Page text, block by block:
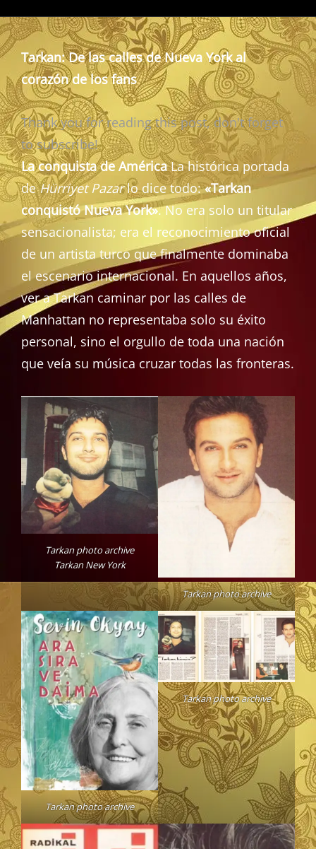
Tarkan: De las calles de Nueva York al
corazón de los fans
Thank you for reading this post, don't forget
to subscribe!
La conquista de AméricaLa histórica portada
deHürriyet Pazarlo dice todo:«Tarkan
conquistó Nueva York». No era solo un titular
sensacionalista; era el reconocimiento oficial
de un artista turco que finalmente dominaba
el escenario internacional. En aquellos años,
ver a Tarkan caminar por las calles de
Manhattan no representaba solo su éxito
personal, sino el orgullo de toda una nación
que veía su música cruzar todas las fronteras.
Tarkan photo archive
Tarkan New York
Tarkan photo archive
Tarkan photo archive
Tarkan photo archive